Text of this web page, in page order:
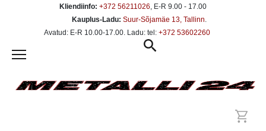
Kliendiinfo: +372 56211026, E-R 9.00 - 17.00
Kauplus-Ladu: Suur-Sõjamäe 13, Tallinn.
Avatud: E-R 10.00-17.00. Ladu: tel: +372 53602260